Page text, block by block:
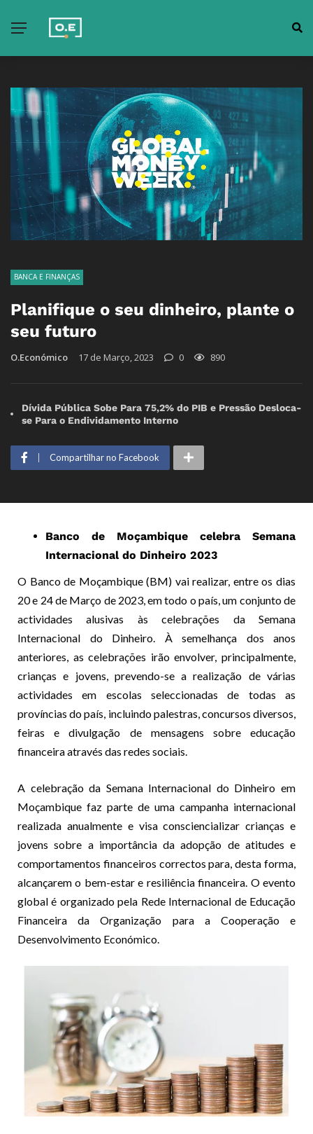
BANCA E FINANÇAS
Planifique o seu dinheiro, plante o
seu futuro
O.Económico 17 de Março, 2023 0 890
Dívida Pública Sobe Para 75,2% do PIB e Pressão Desloca-
se Para o Endividamento Interno
Compartilhar no Facebook
Banco de Moçambique celebra Semana
Internacional do Dinheiro 2023
O Banco de Moçambique (BM) vai realizar, entre os dias
20 e 24 de Março de 2023, em todo o país, um conjunto de
actividades alusivas às celebrações da Semana
Internacional do Dinheiro. À semelhança dos anos
anteriores, as celebrações irão envolver, principalmente,
crianças e jovens, prevendo-se a realização de várias
actividades em escolas seleccionadas de todas as
províncias do país, incluindo palestras, concursos diversos,
feiras e divulgação de mensagens sobre educação
financeira através das redes sociais.
A celebração da Semana Internacional do Dinheiro em
Moçambique faz parte de uma campanha internacional
realizada anualmente e visa consciencializar crianças e
jovens sobre a importância da adopção de atitudes e
comportamentos financeiros correctos para, desta forma,
alcançarem o bem-estar e resiliência financeira. O evento
global é organizado pela Rede Internacional de Educação
Financeira da Organização para a Cooperação e
Desenvolvimento Económico.